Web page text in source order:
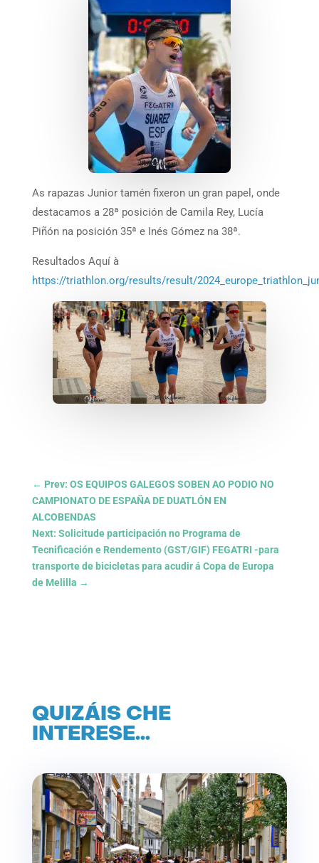
As rapazas Junior tamén fixeron un gran papel, onde
destacamos a 28ª posición de Camila Rey, Lucía
Piñón na posición 35ª e Inés Gómez na 38ª.
Resultados Aquí à
https://triathlon.org/results/result/
← Prev: OS EQUIPOS GALEGOS SOBEN AO PODIO NO
CAMPIONATO DE ESPAÑA DE DUATLÓN EN
ALCOBENDAS
Next: Solicitude participación no Programa de
Tecnificación e Rendemento (GST/GIF) FEGATRI -para
transporte de bicicletas para acudir á Copa de Europa
de Melilla →
QUIZÁIS CHE
INTERESE…